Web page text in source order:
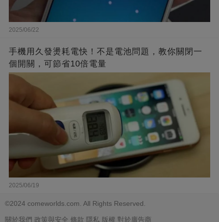
2025/06/22
手機用久發燙耗電快！不是電池問題，教你關閉一
個開關，可節省10倍電量
2025/06/19
©2024 comeworlds.com. All Rights Reserved.
關於我們 政策與安全 條款 隱私 版權 對於廣告商